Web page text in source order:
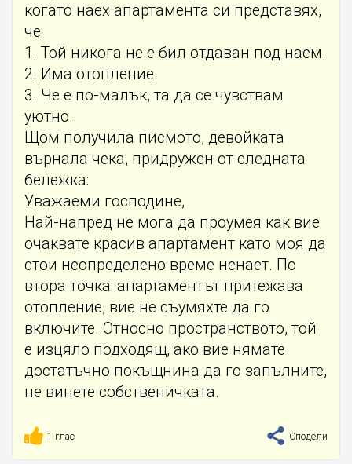
когато наех апартамента си представях,
че:
1. Той никога не е бил отдаван под наем.
2. Има отопление.
3. Че е по-малък, та да се чувствам
уютно.
Щом получила писмото, девойката
върнала чека, придружен от следната
бележка:
Уважаеми господине,
Най-напред не мога да проумея как вие
очаквате красив апартамент като моя да
стои неопределено време ненает. По
втора точка: апартаментът притежава
отопление, вие не съумяхте да го
включите. Относно пространството, той
е изцяло подходящ, ако вие нямате
достатъчно покъщнина да го запълните,
не винете собственичката.
1 глас Сподели